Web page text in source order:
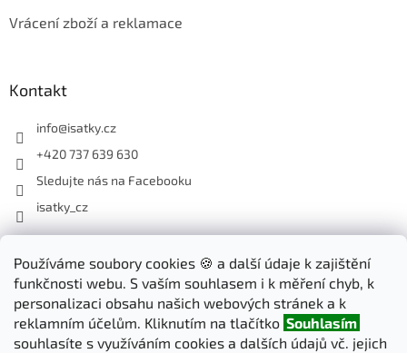
Používáme soubory cookies 🍪 a další údaje k zajištění
funkčnosti webu. S vaším souhlasem i k měření chyb, k
personalizaci obsahu našich webových stránek a k
reklamním účelům. Kliknutím na tlačítko Souhlasím
souhlasíte s využíváním cookies a dalších údajů vč. jejich
Vrácení zboží a reklamace
Kontakt
info@isatky.cz
+420 737 639 630
Sledujte nás na Facebooku
isatky_cz
Odebírat newsletter
Vložte svůj e-mail a my vám budeme zasílat informace o nových
produktech na našem e-shopu.